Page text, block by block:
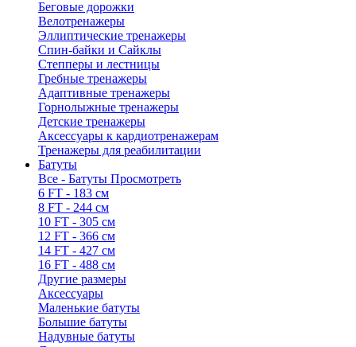
Беговые дорожки
Велотренажеры
Эллиптические тренажеры
Спин-байки и Сайклы
Степперы и лестницы
Гребные тренажеры
Адаптивные тренажеры
Горнолыжные тренажеры
Детские тренажеры
Аксессуары к кардиотренажерам
Тренажеры для реабилитации
Батуты
Все - Батуты Просмотреть
6 FT - 183 см
8 FT - 244 см
10 FT - 305 см
12 FT - 366 см
14 FT - 427 см
16 FT - 488 см
Другие размеры
Аксессуары
Маленькие батуты
Большие батуты
Надувные батуты